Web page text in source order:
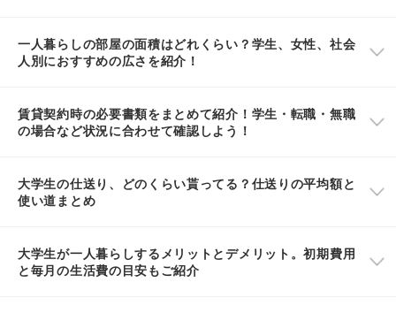
一人暮らしの部屋の面積はどれくらい？学生、女性、社会
人別におすすめの広さを紹介！
賃貸契約時の必要書類をまとめて紹介！学生・転職・無職
の場合など状況に合わせて確認しよう！
大学生の仕送り、どのくらい貰ってる？仕送りの平均額と
使い道まとめ
大学生が一人暮らしするメリットとデメリット。初期費用
と毎月の生活費の目安もご紹介